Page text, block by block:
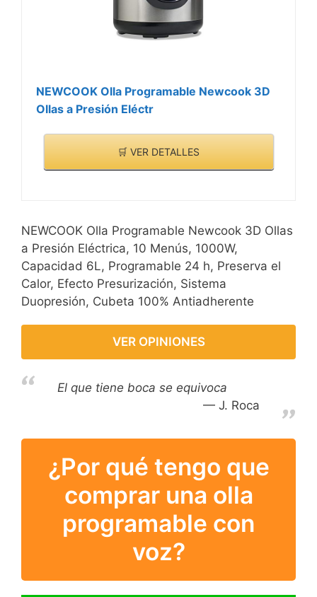
NEWCOOK Olla Programable Newcook 3D
Ollas a Presión Eléctr
🛒 VER DETALLES
NEWCOOK Olla Programable Newcook 3D Ollas
a Presión Eléctrica, 10 Menús, 1000W,
Capacidad 6L, Programable 24 h, Preserva el
Calor, Efecto Presurización, Sistema
Duopresión, Cubeta 100% Antiadherente
VER OPINIONES
El que tiene boca se equivoca
J. Roca
¿Por qué tengo que
comprar una olla
programable con
voz?